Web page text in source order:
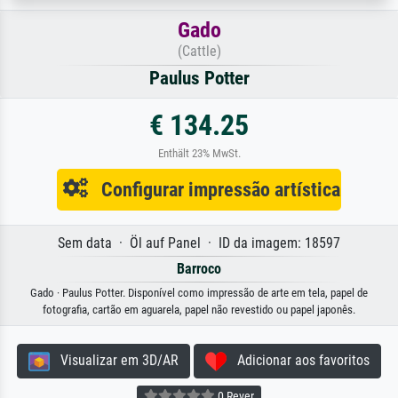
Gado
(Cattle)
Paulus Potter
€ 134.25
Enthält 23% MwSt.
Configurar impressão artística
Sem data · Öl auf Panel · ID da imagem: 18597
Barroco
Gado · Paulus Potter. Disponível como impressão de arte em tela, papel de
fotografia, cartão em aguarela, papel não revestido ou papel japonês.
Visualizar em 3D/AR Adicionar aos favoritos